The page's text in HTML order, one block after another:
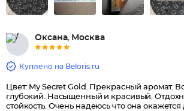
Оксана, Москва
Куплено на Beloris.ru
Цвет: My Secret Gold. Прекрасный аромат.
глубокий. Насыщенный и красивый.
стойкость. Очень надеюсь что она